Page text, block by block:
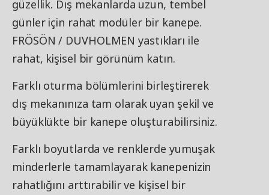
güzellik. Dış mekanlarda uzun, tembel
günler için rahat modüler bir kanepe.
FRÖSÖN / DUVHOLMEN yastıkları ile
rahat, kişisel bir görünüm katın.
Farklı oturma bölümlerini birleştirerek
dış mekanınıza tam olarak uyan şekil ve
büyüklükte bir kanepe oluşturabilirsiniz.
Farklı boyutlarda ve renklerde yumuşak
minderlerle tamamlayarak kanepenizin
rahatlığını arttırabilir ve kişisel bir